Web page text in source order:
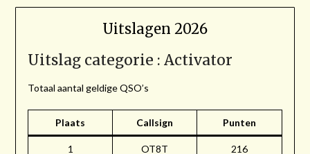
Uitslagen 2026
Uitslag categorie : Activator
Totaal aantal geldige QSO’s
Plaats Callsign Punten
1 OT8T 216